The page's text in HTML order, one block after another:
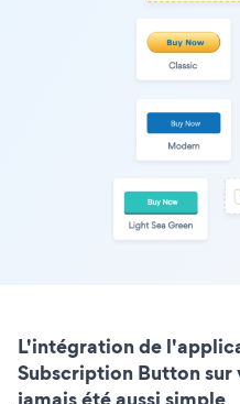
L'intégration de
Subscription Button